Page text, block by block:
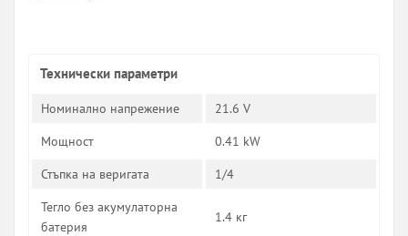
Технически параметри
Номинално напрежение
21.6 V
Мощност
0.41 kW
Стъпка на веригата
1/4
Тегло без акумулаторна
батерия
1.4 кг